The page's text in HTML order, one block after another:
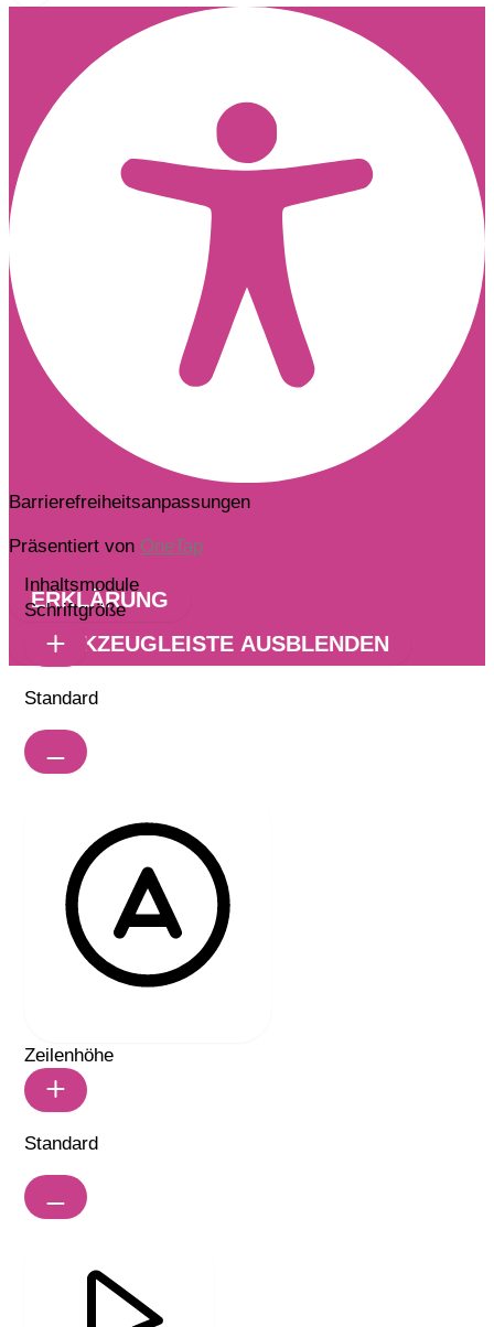
Barrierefreiheitsanpassungen
Präsentiert von OneTap
ERKLÄRUNG
WERKZEUGLEISTE AUSBLENDEN
Inhaltsmodule
Schriftgröße
Standard
Zeilenhöhe
Standard